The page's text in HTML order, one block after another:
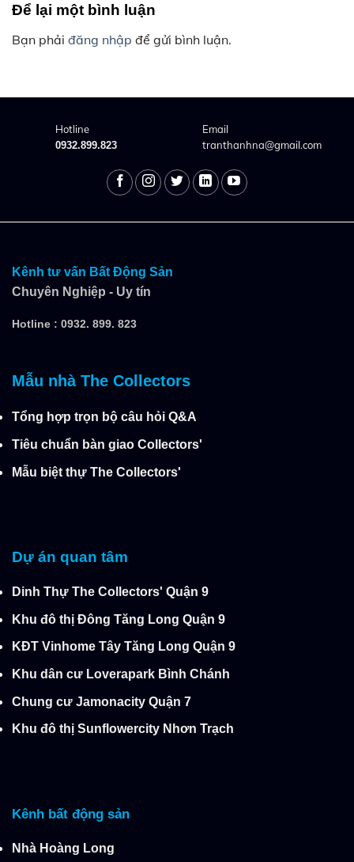
Để lại một bình luận
Bạn phải đăng nhập để gửi bình luận.
Hotline
0932.899.823
Email
tranthanhna@gmail.com
Kênh tư vấn Bất Động Sản
Chuyên Nghiệp - Uy tín
Hotline : 0932. 899. 823
Mẫu nhà The Collectors
Tổng hợp trọn bộ câu hỏi Q&A
Tiêu chuẩn bàn giao Collectors'
Mẫu biệt thự The Collectors'
Dự án quan tâm
Dinh Thự The Collectors' Quận 9
Khu đô thị Đông Tăng Long Quận 9
KĐT Vinhome Tây Tăng Long Quận 9
Khu dân cư Loverapark Bình Chánh
Chung cư Jamonacity Quận 7
Khu đô thị Sunflowercity Nhơn Trạch
Kênh bất động sản
Nhà Hoàng Long